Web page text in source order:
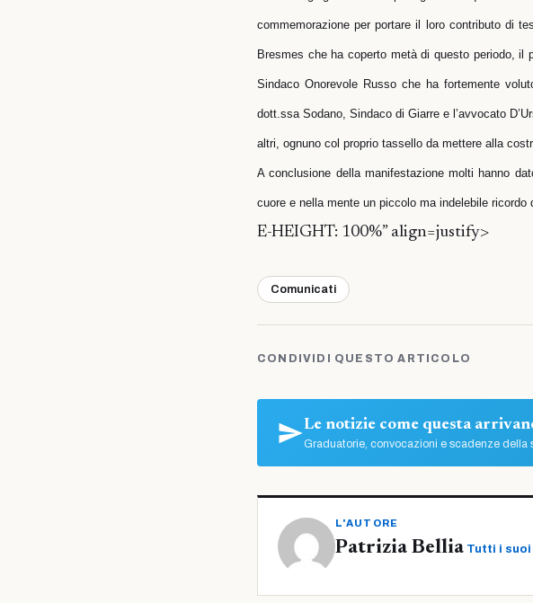
commemorazione per portare il loro contributo di
Bresmes che ha coperto metà di questo periodo,
Sindaco Onorevole Russo che ha fortemente
dott.ssa Sodano, Sindaco di Giarre e l’avvocato
altri, ognuno col proprio tassello da mettere alla
A conclusione della manifestazione molti hanno
cuore e nella mente un piccolo ma indelebile
E-HEIGHT: 100%” align=justify>
Comunicati
CONDIVIDI QUESTO ARTICOLO
Le notizie come questa
Graduatorie, convocazioni e scadenze della
L'AUTORE
Patrizia Bellia Tutti i